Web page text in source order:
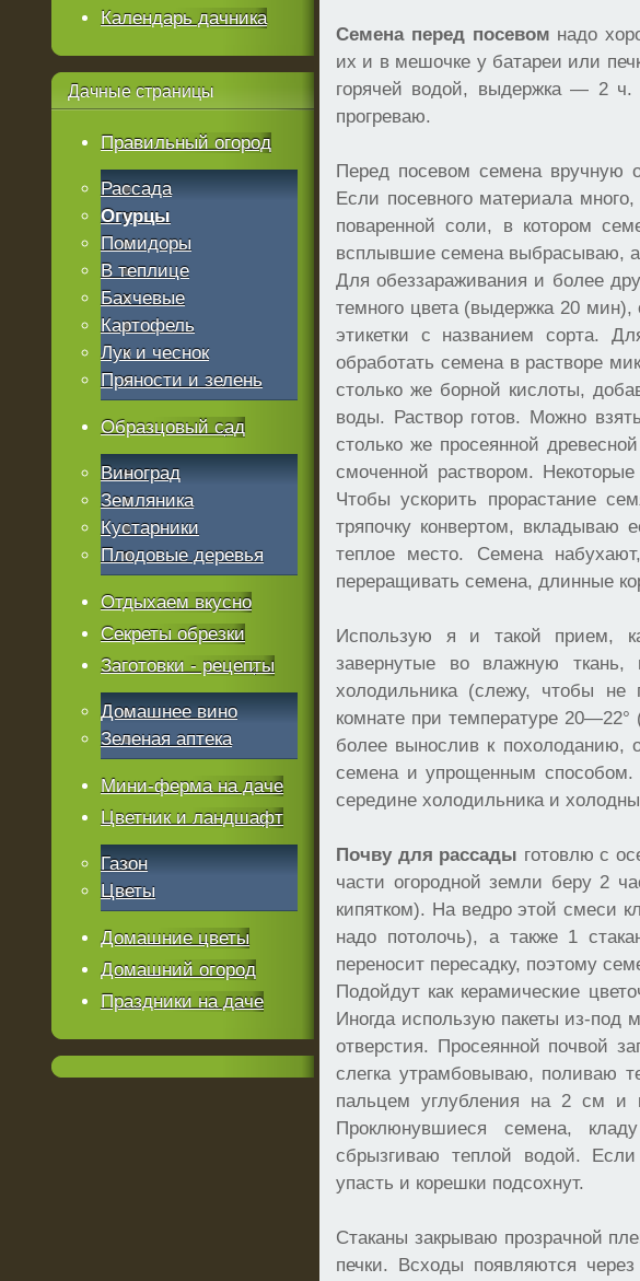
Семена перед посевом надо
их и в мешочке у батареи или
горячей водой, выдержка — 2 ч.
прогреваю.
Перед посевом семена
Если посевного материала
поваренной соли, в котором
всплывшие семена выбрасываю,
Для обеззараживания и более
темного цвета (выдержка 20
этикетки с названием сорта.
обработать семена в растворе
столько же борной кислоты,
воды. Раствор готов. Можно
столько же просеянной
смоченной раствором.
Чтобы ускорить прорастание
тряпочку конвертом,
теплое место. Семена
переращивать семена, длинные
Использую я и такой прием,
завернутые во влажную
холодильника (слежу, чтобы
комнате при температуре
более вынослив к похолоданию,
семена и упрощенным
середине холодильника и
Почву для рассады готовлю с
части огородной земли беру 2
кипятком). На ведро этой смеси
надо потолочь), а также 1
переносит пересадку, поэтому
Подойдут как керамические
Иногда использую пакеты из-под
отверстия. Просеянной почвой
слегка утрамбовываю, поливаю
пальцем углубления на 2 см и
Проклюнувшиеся семена,
сбрызгиваю теплой водой.
упасть и корешки подсохнут.
Стаканы закрываю прозрачной
печки. Всходы появляются
Календарь дачника
Дачные страницы
Правильный огород
Рассада
Огурцы
Помидоры
В теплице
Бахчевые
Картофель
Лук и чеснок
Пряности и зелень
Образцовый сад
Виноград
Земляника
Кустарники
Плодовые деревья
Отдыхаем вкусно
Секреты обрезки
Заготовки - рецепты
Домашнее вино
Зеленая аптека
Мини-ферма на даче
Цветник и ландшафт
Газон
Цветы
Домашние цветы
Домашний огород
Праздники на даче